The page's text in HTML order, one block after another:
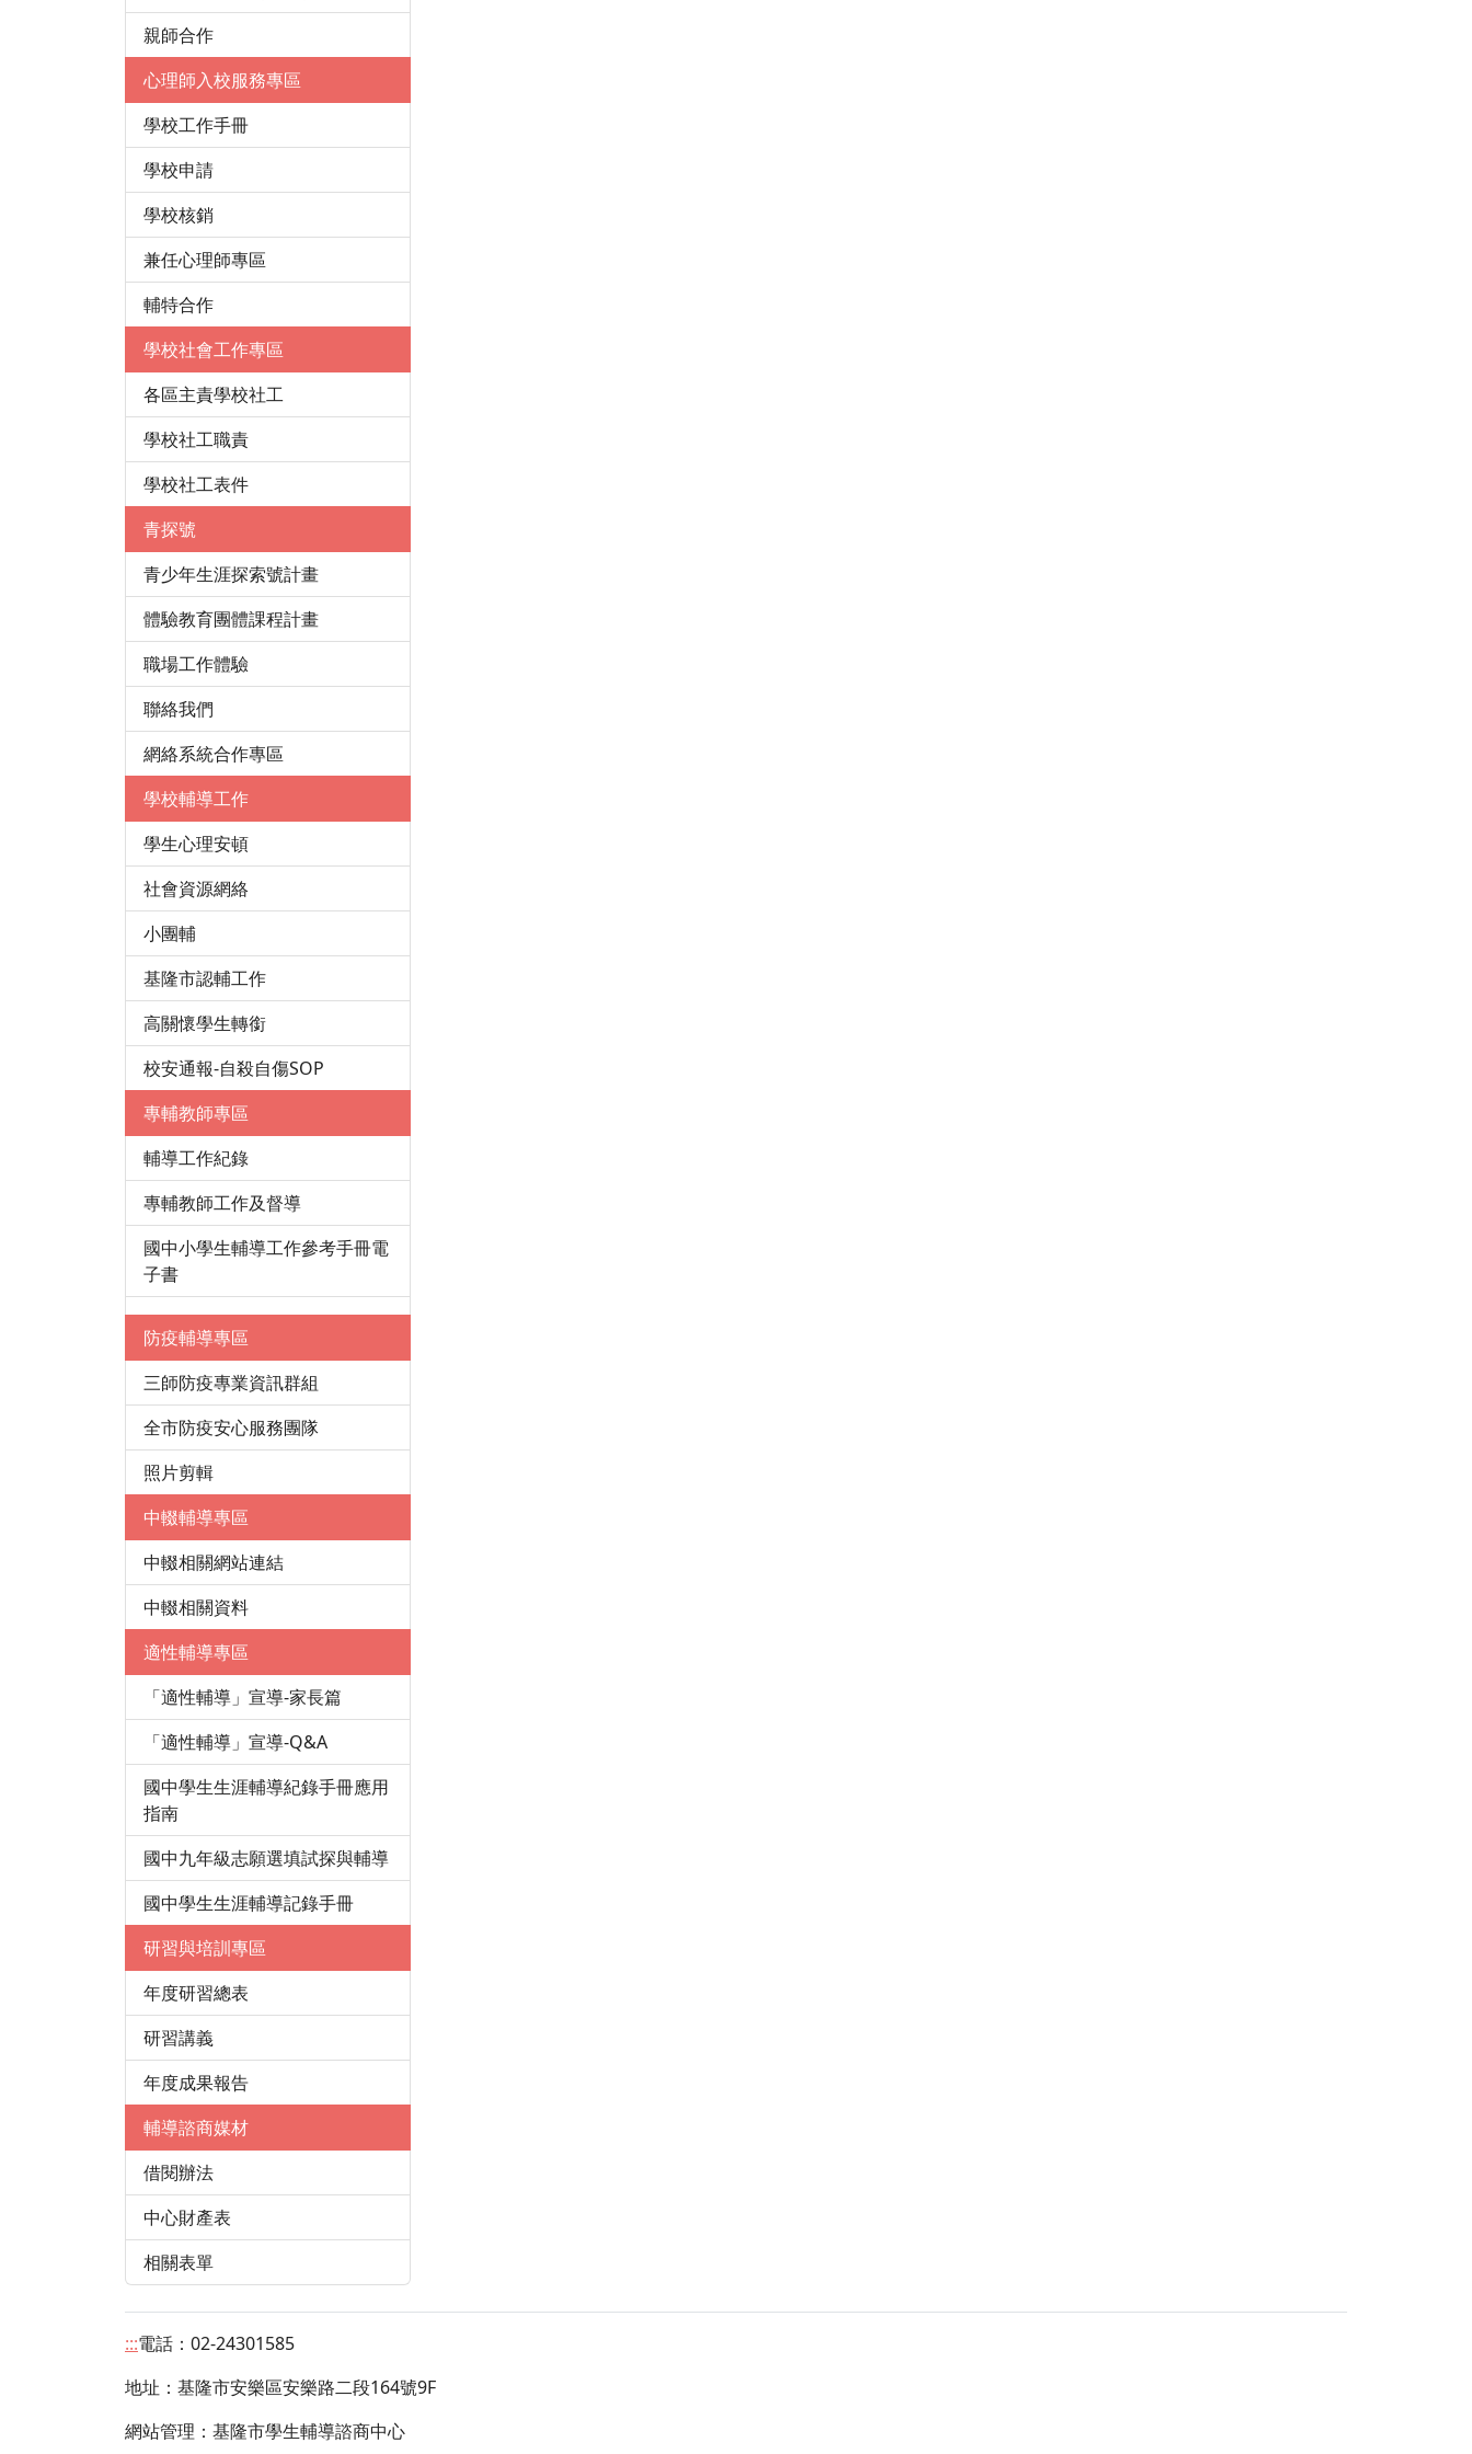
親師合作
心理師入校服務專區
學校工作手冊
學校申請
學校核銷
兼任心理師專區
輔特合作
學校社會工作專區
各區主責學校社工
學校社工職責
學校社工表件
青探號
青少年生涯探索號計畫
體驗教育團體課程計畫
職場工作體驗
聯絡我們
網絡系統合作專區
學校輔導工作
學生心理安頓
社會資源網絡
小團輔
基隆市認輔工作
高關懷學生轉銜
校安通報-自殺自傷SOP
專輔教師專區
輔導工作紀錄
專輔教師工作及督導
國中小學生輔導工作參考手冊電
子書
防疫輔導專區
三師防疫專業資訊群組
全市防疫安心服務團隊
照片剪輯
中輟輔導專區
中輟相關網站連結
中輟相關資料
適性輔導專區
「適性輔導」宣導-家長篇
「適性輔導」宣導-Q&A
國中學生生涯輔導紀錄手冊應用
指南
國中九年級志願選填試探與輔導
國中學生生涯輔導記錄手冊
研習與培訓專區
年度研習總表
研習講義
年度成果報告
輔導諮商媒材
借閱辦法
中心財產表
相關表單
:::電話：02-24301585
地址： 基隆市安樂區安樂路二段164號9F
網站管理：基隆市學生輔導諮商中心